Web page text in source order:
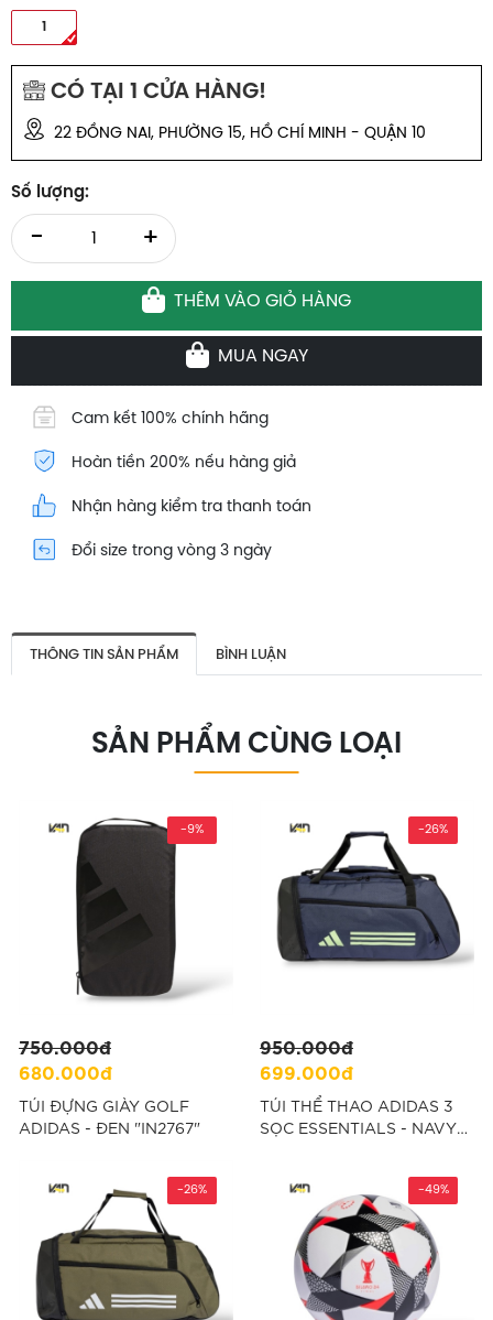
1
CÓ TẠI 1 CỬA HÀNG!
22 ĐỒNG NAI, PHƯỜNG 15, HỒ CHÍ MINH - QUẬN 10
Số lượng:
- +
THÊM VÀO GIỎ HÀNG
MUA NGAY
Cam kết 100% chính hãng
Hoàn tiền 200% nếu hàng giả
Nhận hàng kiểm tra thanh toán
Đổi size trong vòng 3 ngày
THÔNG TIN SẢN PHẨM BÌNH LUẬN
SẢN PHẨM CÙNG LOẠI
750.000đ
680.000đ
-9%
TÚI ĐỰNG GIÀY GOLF
ADIDAS - ĐEN "IN2767"
950.000đ
699.000đ
-26%
TÚI THỂ THAO ADIDAS 3
SỌC ESSENTIALS - NAVY
-26% -49%